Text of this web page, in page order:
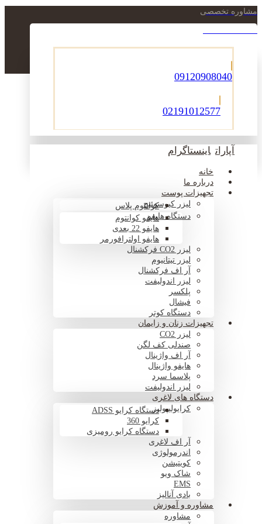
مشاوره تخصصی
09120908040
02191012577
آپارات اینستاگرام
خانه
درباره ما
تجهیزات پوست
لیزر کیوسوئیچکوانتوم پلاس
دستگاه هایفوهایفو کوانتوم
هایفو 22 بعدی
هایفو اولترافورمر
لیزر CO2 فرکشنال
لیزر تیتانیوم
آر اف فرکشنال
لیزر اندولیفت
پلکسر
فیشال
دستگاه کوتر
تجهیزات زنان و زایمان
لیزر CO2
صندلی کف لگن
آر اف واژینال
هایفو واژینال
پلاسما سرد
لیزر اندولیفت
دستگاه های لاغری
کرایولیپولیزدستگاه کرایو ADSS
کرایو 360
دستگاه کرایو رومیزی
آر اف لاغری
اندرمولوژی
کویتیشن
شاک ویو
EMS
بادی آنالیز
مشاوره و آموزش
مشاوره